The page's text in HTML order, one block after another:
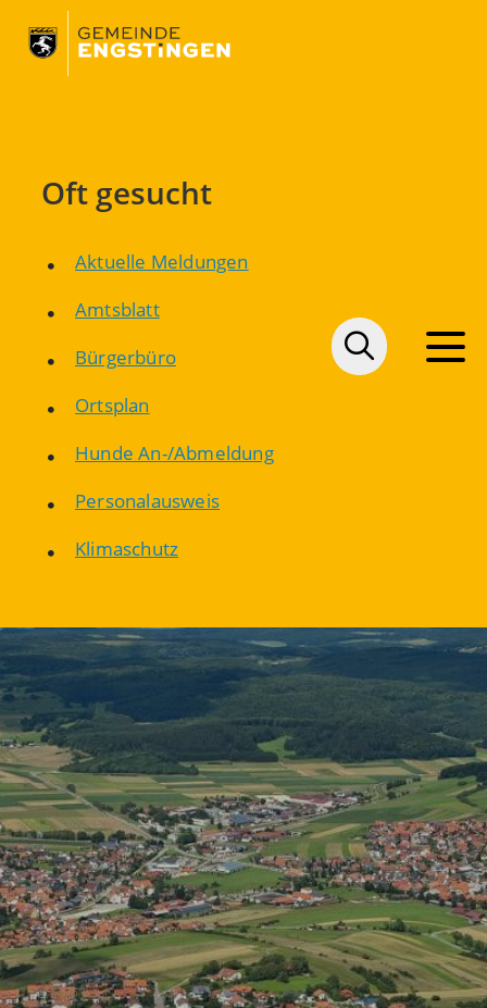
Oft gesucht
Aktuelle Meldungen
Amtsblatt
Bürgerbüro
Ortsplan
Hunde An-/Abmeldung
Personalausweis
Klimaschutz